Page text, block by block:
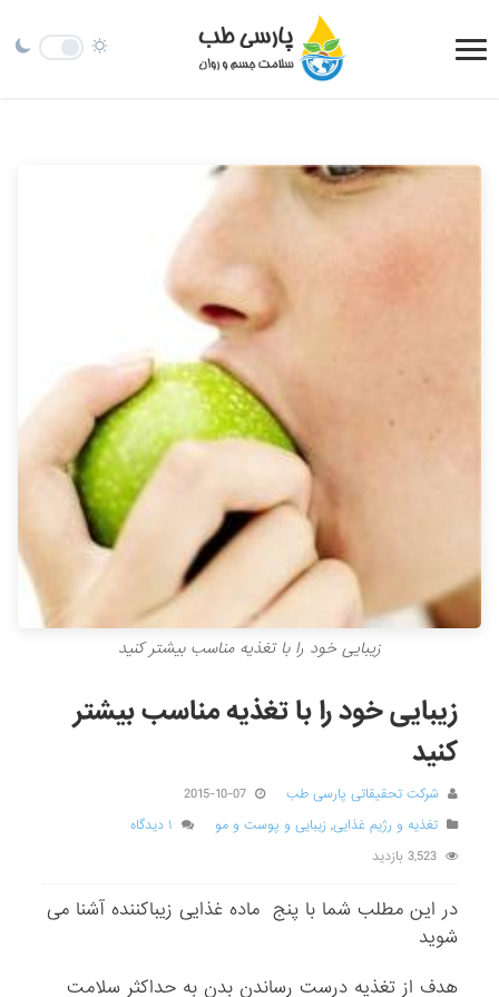
زیبایی خود را با تغذیه مناسب بیشتر کنید
زیبایی خود را با تغذیه مناسب بیشتر
کنید
شرکت تحقیقاتی پارسی طب
2015-10-07
تغذیه و رژیم غذایی,زیبایی و پوست و مو
۱ دیدگاه
3,523 بازدید
در این مطلب شما با پنج ماده غذایی زیباکننده آشنا می
شوید
هدف از تغذیه درست رساندن بدن به حداکثر سلامت